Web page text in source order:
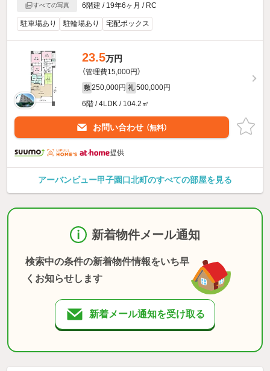
すべての写真
6階建 / 19年6ヶ月 / RC
駐車場あり 駐輪場あり 宅配ボックス
23.5万円
（管理費15,000円）
敷 250,000円 礼 500,000円
6階 / 4LDK / 104.2㎡
お問い合わせ （無料）
提供
アーバンビュー甲子園口北町のすべての部屋を見る
新着物件メール通知
検索中の条件の新着物件情報をいち早
くお知らせします
新着メール通知を受け取る